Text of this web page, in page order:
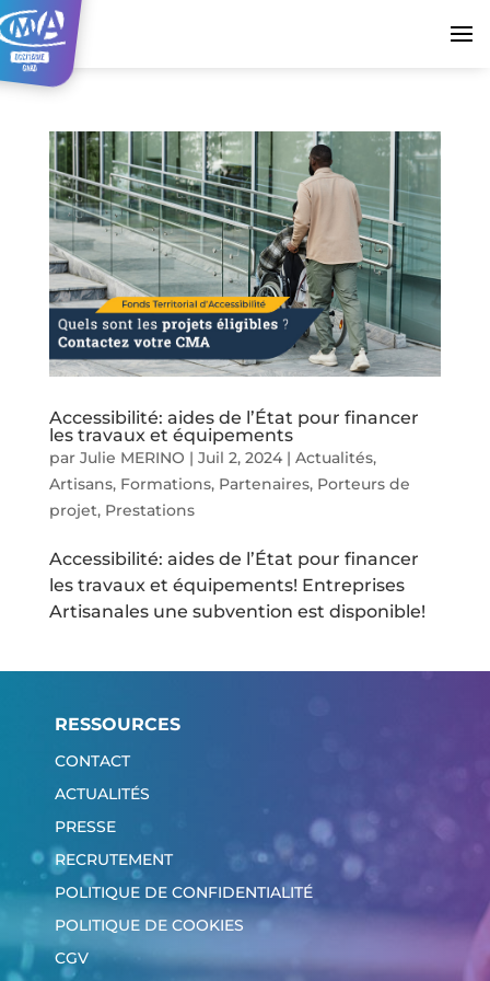
Accessibilité: aides de l’État pour financer
les travaux et équipements
par Julie MERINO | Juil 2, 2024| Actualités,
Artisans, Formations, Partenaires, Porteurs de
projet, Prestations
Accessibilité: aides de l’État pour financer
les travaux et équipements! Entreprises
Artisanales une subvention est disponible!
RESSOURCES
CONTACT
ACTUALITÉS
PRESSE
RECRUTEMENT
POLITIQUE DE CONFIDENTIALITÉ
POLITIQUE DE COOKIES
CGV